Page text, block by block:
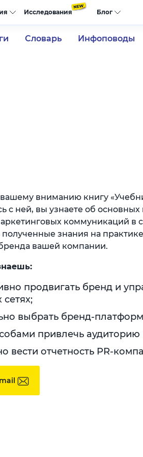
Исследования Блог
Словарь Инфоповоды
вниманию книгу
с ней, вы узнаете об основных
коммуникаций в
знания на
вашей компании.
продвигать бренд и
выбрать бренд-
привлечь аудиторию
вести отчетность PR-